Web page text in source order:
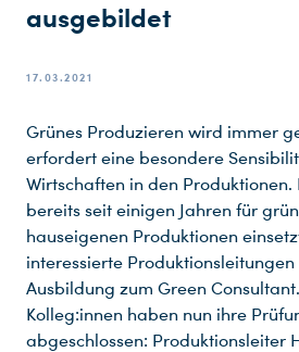
ausgebildet
17.03.2021
Grünes Produzieren wird immer
erfordert eine besondere
Wirtschaften in den Produktionen.
bereits seit einigen Jahren für
hauseigenen Produktionen
interessierte
Ausbildung zum Green
Kolleg:innen haben nun ihre
abgeschlossen: Produktionsleiter